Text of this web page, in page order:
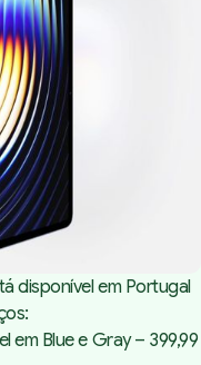
disponível em Portugal
em Blue e Gray – 399,99